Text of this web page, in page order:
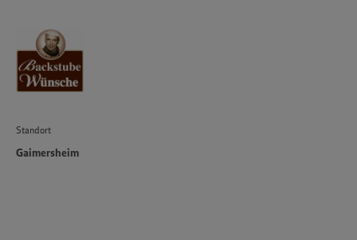
Standort
Gaimersheim